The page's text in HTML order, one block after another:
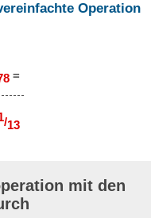
Operation
=
/13
mit den